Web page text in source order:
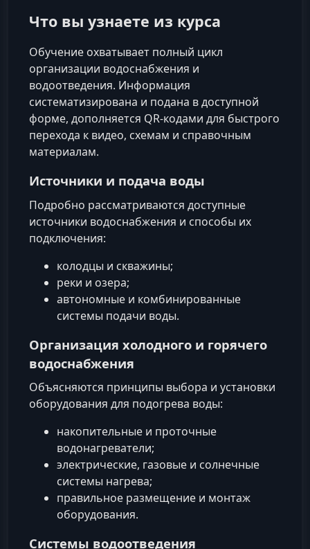
Что вы узнаете из курса
Обучение охватывает полный цикл
организации водоснабжения и
водоотведения. Информация
систематизирована и подана в доступной
форме, дополняется QR‑кодами для быстрого
перехода к видео, схемам и справочным
материалам.
Источники и подача воды
Подробно рассматриваются доступные
источники водоснабжения и способы их
подключения:
колодцы и скважины;
реки и озера;
автономные и комбинированные
системы подачи воды.
Организация холодного и горячего
водоснабжения
Объясняются принципы выбора и установки
оборудования для подогрева воды:
накопительные и проточные
водонагреватели;
электрические, газовые и солнечные
системы нагрева;
правильное размещение и монтаж
оборудования.
Системы водоотведения